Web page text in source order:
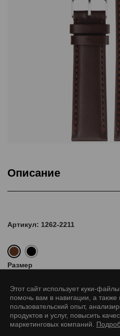
Описание
Артикул: 1262-2211
Размер
Этот сайт использует куки-
помочь вам в навигации, а также
пользовательский опыт,
продуктов и услуг, повысить
маркетинговых компаний.